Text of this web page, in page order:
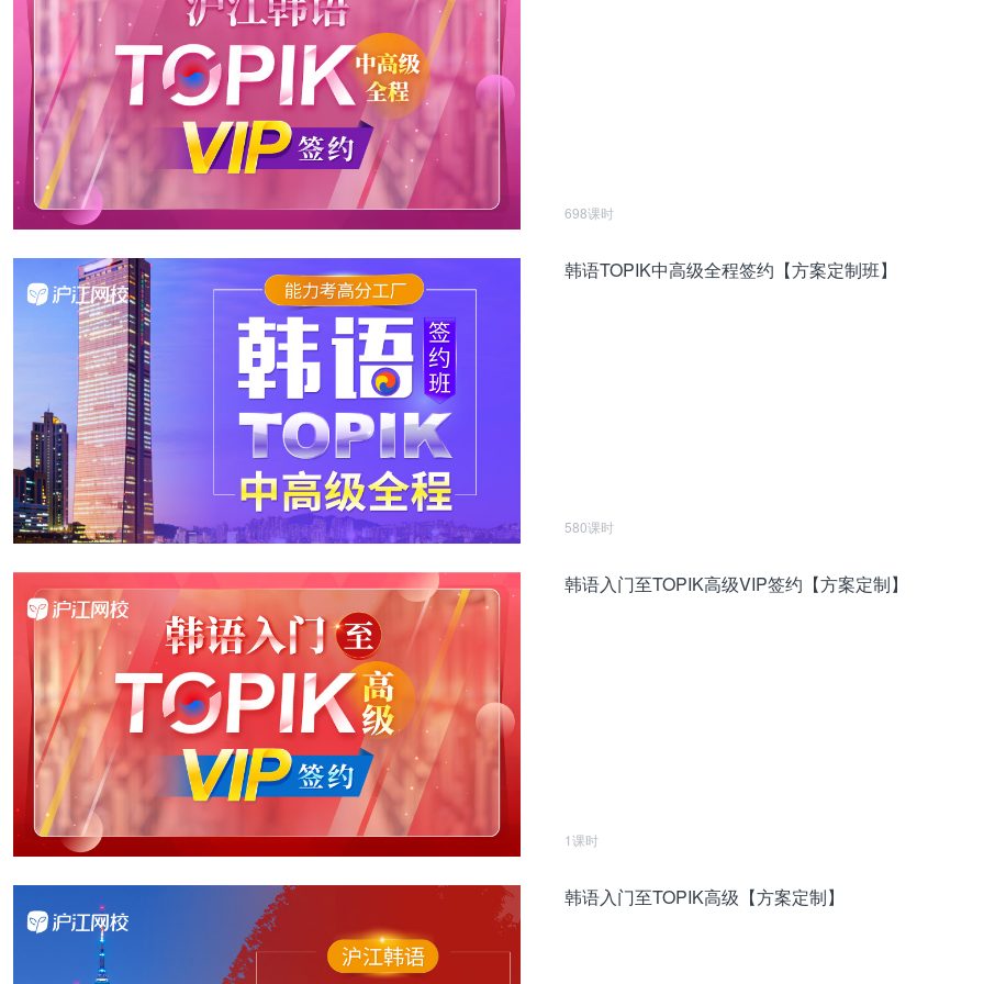
698课时
韩语TOPIK中高级全程签约【方案定制班】
580课时
韩语入门至TOPIK高级VIP签约【方案定制】
1课时
韩语入门至TOPIK高级【方案定制】